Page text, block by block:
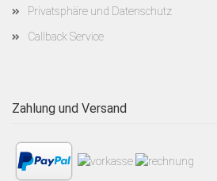
Privatsphäre und Datenschutz
Callback Service
Zahlung und Versand